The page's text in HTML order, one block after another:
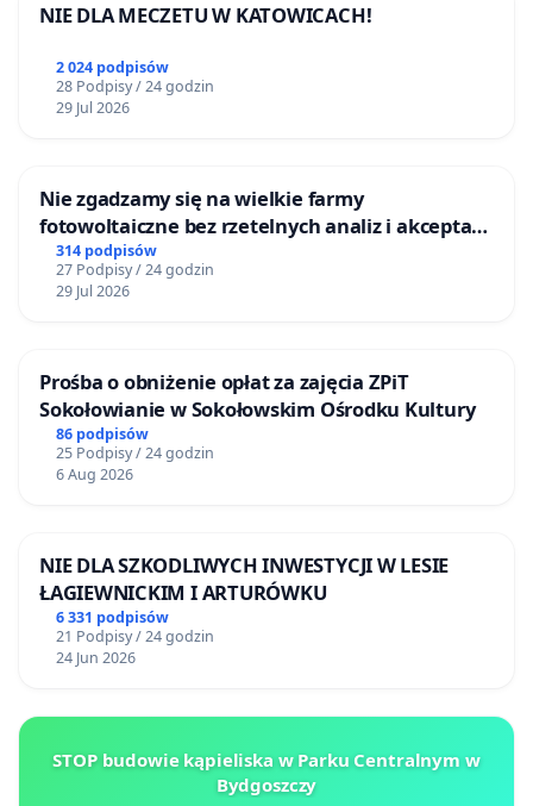
NIE DLA MECZETU W KATOWICACH!
2 024 podpisów
28 Podpisy / 24 godzin
29 Jul 2026
Nie zgadzamy się na wielkie farmy
fotowoltaiczne bez rzetelnych analiz i akceptacji
mieszkańców
314 podpisów
27 Podpisy / 24 godzin
29 Jul 2026
Prośba o obniżenie opłat za zajęcia ZPiT
Sokołowianie w Sokołowskim Ośrodku Kultury
86 podpisów
25 Podpisy / 24 godzin
6 Aug 2026
NIE DLA SZKODLIWYCH INWESTYCJI W LESIE
ŁAGIEWNICKIM I ARTURÓWKU
6 331 podpisów
21 Podpisy / 24 godzin
24 Jun 2026
STOP budowie kąpieliska w Parku Centralnym w
Bydgoszczy